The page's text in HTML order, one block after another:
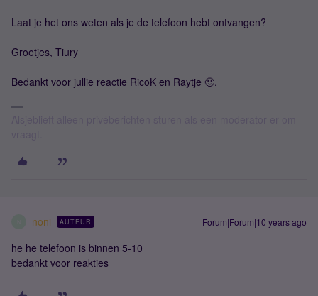
Laat je het ons weten als je de telefoon hebt ontvangen?
Groetjes, Tiury
Bedankt voor jullie reactie RicoK en Raytje 🙂.
noni AUTEUR Forum|Forum|10 years ago
he he telefoon is binnen 5-10
bedankt voor reakties